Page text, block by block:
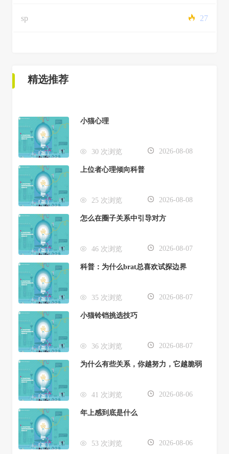
sp 27
精选推荐
小猫心理
30 次浏览 2026-08-08
上位者心理倾向科普
25 次浏览 2026-08-08
怎么在圈子关系中引导对方
46 次浏览 2026-08-07
科普：为什么brat总喜欢试探边界
35 次浏览 2026-08-07
小猫铃铛挑选技巧
36 次浏览 2026-08-07
为什么有些关系，你越努力，它越脆弱
41 次浏览 2026-08-06
年上感到底是什么
53 次浏览 2026-08-06